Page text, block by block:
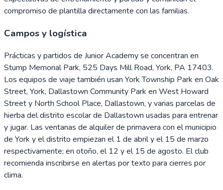
compromiso de plantilla directamente con las familias.
Campos y logística
Prácticas y partidos de Junior Academy se concentran en
Stump Memorial Park, 525 Days Mill Road, York, PA 17403.
Los equipos de viaje también usan York Township Park en Oak
Street, York, Dallastown Community Park en West Howard
Street y North School Place, Dallastown, y varias parcelas de
hierba del distrito escolar de Dallastown usadas para entrenar
y jugar. Las ventanas de alquiler de primavera con el municipio
de York y el distrito empiezan el 1 de abril y el 15 de marzo
respectivamente; en otoño, el 12 y el 15 de agosto. El club
recomienda inscribirse en alertas por texto para cierres por
clima.